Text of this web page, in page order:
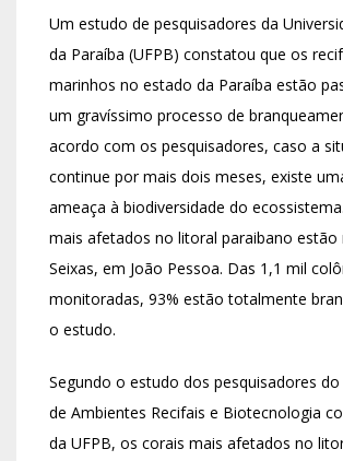
Um estudo de pesquisadores da
da Paraíba (UFPB) constatou que os
marinhos no estado da Paraíba estão
um gravíssimo processo de
acordo com os pesquisadores, caso a
continue por mais dois meses, existe
ameaça à biodiversidade do
mais afetados no litoral paraibano estão
Seixas, em João Pessoa. Das 1,1 mil
monitoradas, 93% estão totalmente
o estudo.
Segundo o estudo dos pesquisadores
de Ambientes Recifais e Biotecnologia
da UFPB, os corais mais afetados no